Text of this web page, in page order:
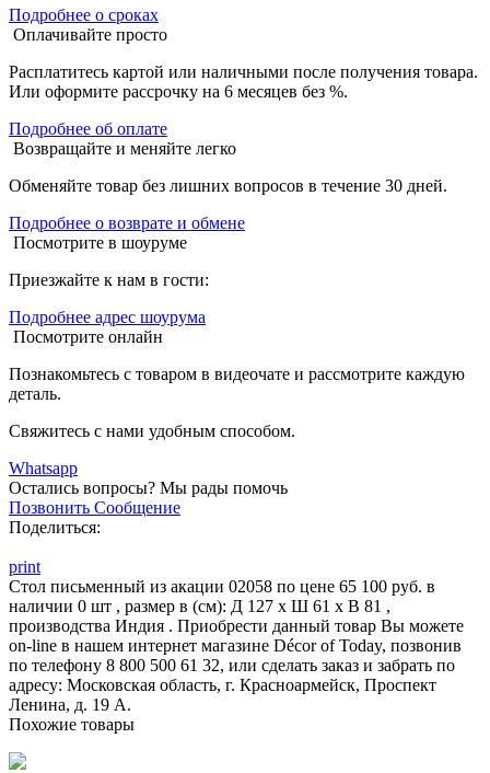
Подробнее о сроках
Оплачивайте просто
Расплатитесь картой или наличными после получения товара.
Или оформите рассрочку на 6 месяцев без %.
Подробнее об оплате
Возвращайте и меняйте легко
Обменяйте товар без лишних вопросов в течение 30 дней.
Подробнее о возврате и обмене
Посмотрите в шоуруме
Приезжайте к нам в гости:
Подробнее адрес шоурума
Посмотрите онлайн
Познакомьтесь с товаром в видеочате и рассмотрите каждую
деталь.
Свяжитесь с нами удобным способом.
Whatsapp
Остались вопросы? Мы рады помочь
Позвонить Сообщение
Поделиться:
print
Стол письменный из акации 02058 по цене 65 100 руб. в
наличии 0 шт , размер в (см): Д 127 x Ш 61 x В 81 ,
производства Индия . Приобрести данный товар Вы можете
on-line в нашем интернет магазине Décor of Today, позвонив
по телефону 8 800 500 61 32, или сделать заказ и забрать по
адресу: Московская область, г. Красноармейск, Проспект
Ленина, д. 19 А.
Похожие товары